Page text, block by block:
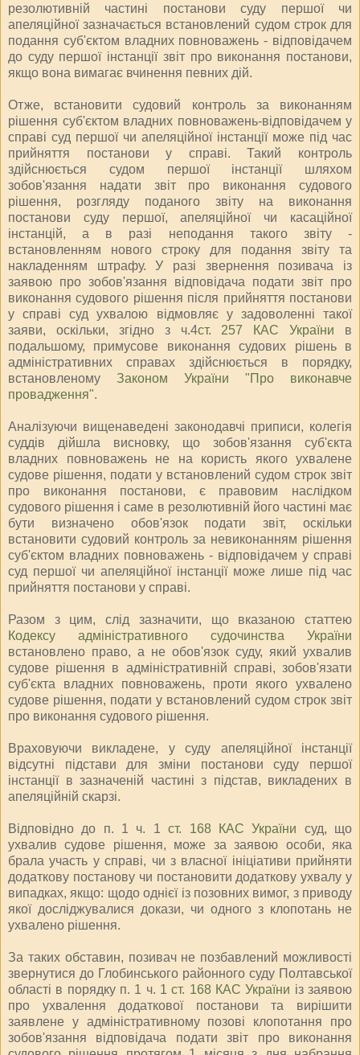
резолютивній частині постанови суду першої чи
апеляційної зазначається встановлений судом строк для
подання суб'єктом владних повноважень - відповідачем
до суду першої інстанції звіт про виконання постанови,
якщо вона вимагає вчинення певних дій.
Отже, встановити судовий контроль за виконанням
рішення суб'єктом владних повноважень-відповідачем у
справі суд першої чи апеляційної інстанції може під час
прийняття постанови у справі. Такий контроль
здійснюється судом першої інстанції шляхом
зобов'язання надати звіт про виконання судового
рішення, розгляду поданого звіту на виконання
постанови суду першої, апеляційної чи касаційної
інстанцій, а в разі неподання такого звіту -
встановленням нового строку для подання звіту та
накладенням штрафу. У разі звернення позивача із
заявою про зобов'язання відповідача подати звіт про
виконання судового рішення після прийняття постанови
у справі суд ухвалою відмовляє у задоволенні такої
заяви, оскільки, згідно з ч.4ст. 257 КАС України в
подальшому, примусове виконання судових рішень в
адміністративних справах здійснюється в порядку,
встановленому Законом України "Про виконавче
провадження".
Аналізуючи вищенаведені законодавчі приписи, колегія
суддів дійшла висновку, що зобов'язання суб'єкта
владних повноважень не на користь якого ухвалене
судове рішення, подати у встановлений судом строк звіт
про виконання постанови, є правовим наслідком
судового рішення і саме в резолютивній його частині має
бути визначено обов'язок подати звіт, оскільки
встановити судовий контроль за невиконанням рішення
суб'єктом владних повноважень - відповідачем у справі
суд першої чи апеляційної інстанції може лише під час
прийняття постанови у справі.
Разом з цим, слід зазначити, що вказаною статтею
Кодексу адміністративного судочинства України
встановлено право, а не обов'язок суду, який ухвалив
судове рішення в адміністративній справі, зобов'язати
суб'єкта владних повноважень, проти якого ухвалено
судове рішення, подати у встановлений судом строк звіт
про виконання судового рішення.
Враховуючи викладене, у суду апеляційної інстанції
відсутні підстави для зміни постанови суду першої
інстанції в зазначеній частині з підстав, викладених в
апеляційній скарзі.
Відповідно до п. 1 ч. 1ст. 168 КАС України суд, що
ухвалив судове рішення, може за заявою особи, яка
брала участь у справі, чи з власної ініціативи прийняти
додаткову постанову чи постановити додаткову ухвалу у
випадках, якщо: щодо однієї із позовних вимог, з приводу
якої досліджувалися докази, чи одного з клопотань не
ухвалено рішення.
За таких обставин, позивач не позбавлений можливості
звернутися до Глобинського районного суду Полтавської
області в порядку п. 1 ч. 1ст. 168 КАС України із заявою
про ухвалення додаткової постанови та вирішити
заявлене у адміністративному позові клопотання про
зобов'язання відповідача подати звіт про виконання